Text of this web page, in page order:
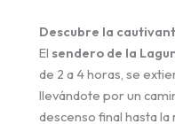
Descubre la
El sendero de la
de 2 a 4 horas, se
llevándote por un
descenso final hasta